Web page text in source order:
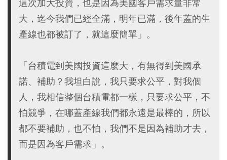
這次加大投資，也是因為美國客戶需求量非常
大，迄今我們已經全滿，明年已滿，後年蓋的生
產線也都被訂了，就這麼簡單」。
「台積電到美國投資這麼大，有無得到美國承
諾、補助？我坦白說，我只要求公平，對我個
人，我相信整個台積電都一樣，只要求公平，不
怕競爭，在哪蓋產線我們都永遠是最棒的，所以
都不要補助，也不怕，我們不是因為補助才去，
而是因為客戶需求」。